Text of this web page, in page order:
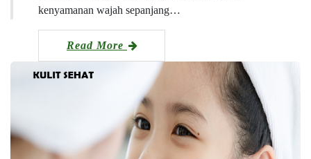
kenyamanan wajah sepanjang…
Read More